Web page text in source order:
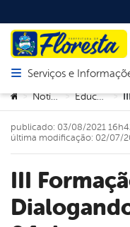
Abrir menu principal
Serviços e
Você está aqui:
> Notícias > Educação >
III Formação Continuada:
publicado: 03/08/2021
última modificação: 02/07/